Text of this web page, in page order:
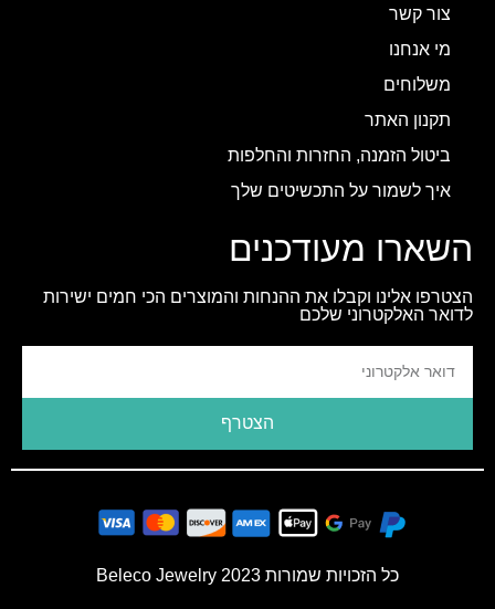
צור קשר
מי אנחנו
משלוחים
תקנון האתר
ביטול הזמנה, החזרות והחלפות
איך לשמור על התכשיטים שלך
השארו מעודכנים
הצטרפו אלינו וקבלו את ההנחות והמוצרים הכי חמים ישירות
לדואר האלקטרוני שלכם
הצטרף
כל הזכויות שמורות 2023 Beleco Jewelry